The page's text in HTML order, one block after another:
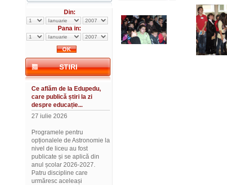
Din:
Pana in:
STIRI
Ce aflăm de la Edupedu,
care publică știri la zi
despre educație...
27 iulie 2026
Programele pentru
opționalele de Astronomie la
nivel de liceu au fost
publicate și se aplică din
anul școlar 2026-2027.
Patru discipline care
urmăresc aceleași